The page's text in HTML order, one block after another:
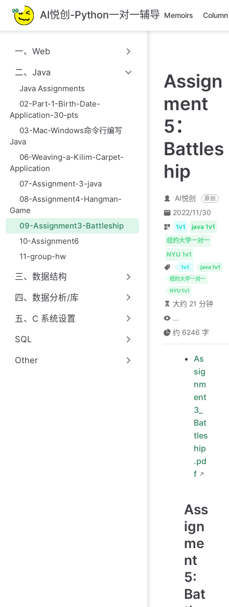
跳
至
主
AI悦创-Python一对一辅导 Memoirs Column
一、Web
二、Java
Java Assignments
02-Part-1-Birth-Date-
Application-30-pts
03-Mac-Windows命令行编写
Java
06-Weaving-a-Kilim-Carpet-
Application
07-Assignment-3-java
08-Assignment4-Hangman-
Game
09-Assignment3-Battleship
10-Assignment6
11-group-hw
三、数据结构
四、数据分析/库
五、C 系统设置
SQL
Other
Assign
ment
5：
Battles
hip
AI悦创 原创
2022/11/30
1v1
java 1v1
纽约大学一对一
NYU 1v1
1v1
java 1v1
纽约大学一对一
NYU 1v1
大约 21 分钟
...
约 6246 字
As
sig
nm
ent
3_
Bat
tles
hip
.pd
f
Ass
ign
me
nt
5:
Bat